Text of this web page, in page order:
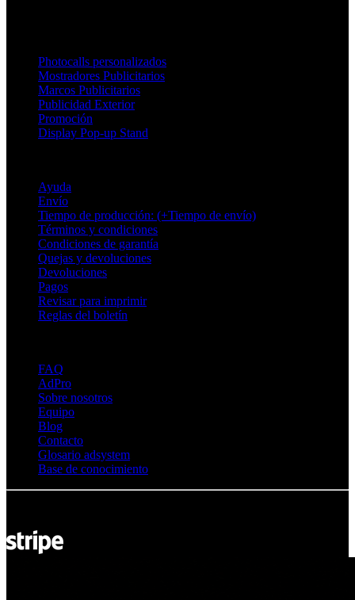
Photocalls personalizados
Mostradores Publicitarios
Marcos Publicitarios
Publicidad Exterior
Promoción
Display Pop-up Stand
Ayuda
Envío
Tiempo de producción: (+Tiempo de envío)
Términos y condiciones
Condiciones de garantía
Quejas y devoluciones
Devoluciones
Pagos
Revisar para imprimir
Reglas del boletín
FAQ
AdPro
Sobre nosotros
Equipo
Blog
Contacto
Glosario adsystem
Base de conocimiento